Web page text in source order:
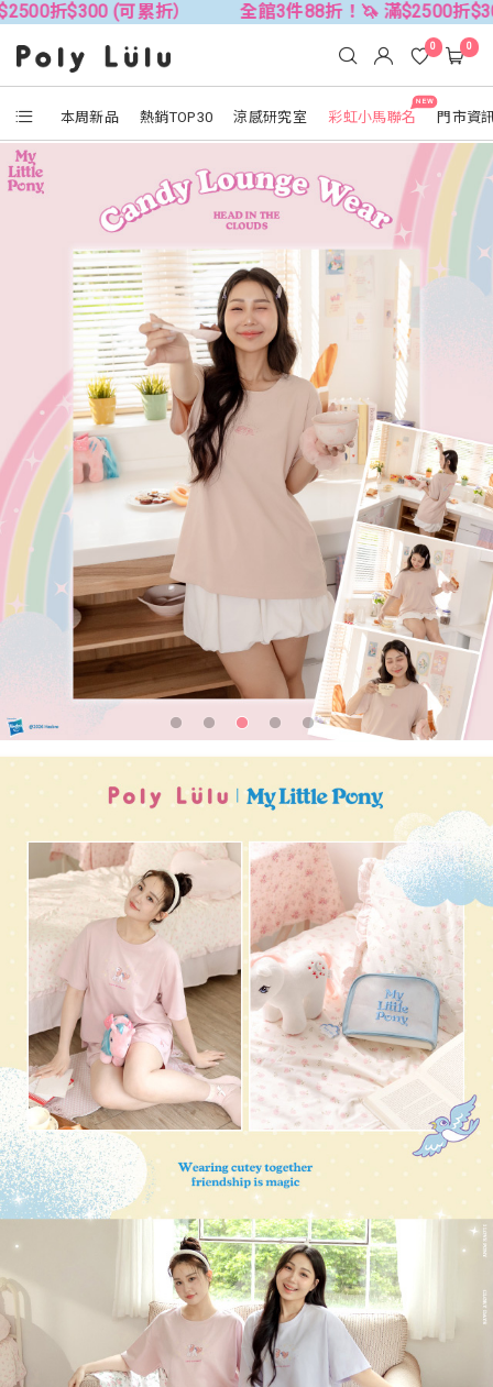
(可累折） 全館3件88折！🦄 滿$2500折$300 (可累折
本周新品 熱銷TOP30 涼感研究室
NEW
彩虹小馬聯名 門市資
0 0